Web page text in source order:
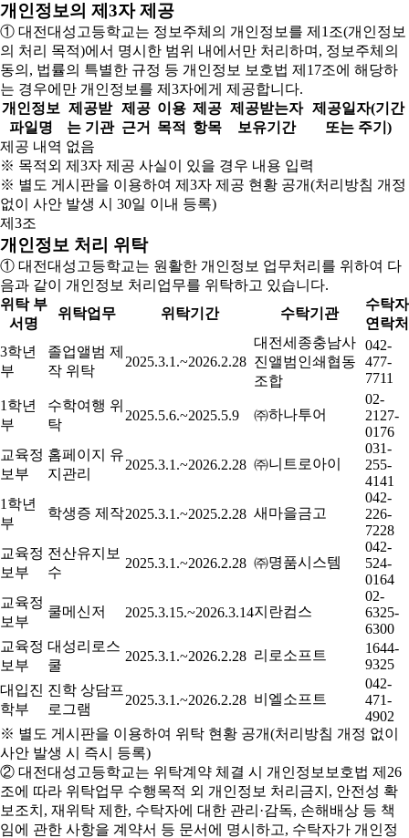
개인정보의 제3자 제공
① 대전대성고등학교는 정보주체의 개인정보를 제1조(개인정보
의 처리 목적)에서 명시한 범위 내에서만 처리하며, 정보주체의
동의, 법률의 특별한 규정 등 개인정보 보호법 제17조에 해당하
는 경우에만 개인정보를 제3자에게 제공합니다.
개인정보
파일명
제공받
는 기관
제공
근거
이용
목적
제공
항목
제공받는자
보유기간
제공일자(기간
또는 주기)
제공 내역 없음
※ 목적외 제3자 제공 사실이 있을 경우 내용 입력
※ 별도 게시판을 이용하여 제3자 제공 현황 공개(처리방침 개정
없이 사안 발생 시 30일 이내 등록)
제3조
개인정보 처리 위탁
① 대전대성고등학교는 원활한 개인정보 업무처리를 위하여 다
음과 같이 개인정보 처리업무를 위탁하고 있습니다.
위탁 부
서명
위탁업무 위탁기간 수탁기관
수탁자
연락처
3학년
부
졸업앨범 제
작 위탁
2025.3.1.~2026.2.28
대전세종충남사
진앨범인쇄협동
조합
042-
477-
7711
1학년
부
수학여행 위
탁
2025.5.6.~2025.5.9 ㈜하나투어
02-
2127-
0176
교육정
보부
홈페이지 유
지관리
2025.3.1.~2026.2.28 ㈜니트로아이
031-
255-
4141
1학년
부
학생증 제작2025.3.1.~2025.2.28 새마을금고
042-
226-
7228
교육정
보부
전산유지보
수
2025.3.1.~2026.2.28 ㈜명품시스템
042-
524-
0164
교육정
보부
쿨메신저 2025.3.15.~2026.3.14지란컴스
02-
6325-
6300
교육정
보부
대성리로스
쿨
2025.3.1.~2026.2.28 리로소프트
1644-
9325
대입진
학부
진학 상담프
로그램
2025.3.1.~2026.2.28 비엘소프트
042-
471-
4902
※ 별도 게시판을 이용하여 위탁 현황 공개(처리방침 개정 없이
사안 발생 시 즉시 등록)
② 대전대성고등학교는 위탁계약 체결 시 개인정보보호법 제26
조에 따라 위탁업무 수행목적 외 개인정보 처리금지, 안전성 확
보조치, 재위탁 제한, 수탁자에 대한 관리·감독, 손해배상 등 책
임에 관한 사항을 계약서 등 문서에 명시하고, 수탁자가 개인정